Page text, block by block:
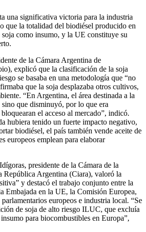
una significativa victoria para la industria
que la totalidad del biodiésel producido en
como insumo, y la UE constituye su
de la Cámara Argentina de
explicó que la clasificación de la soja
se basaba en una metodología que “no
que la soja desplazaba otros cultivos,
“En Argentina, el área destinada a la
que disminuyó, por lo que era
el acceso al mercado”, indicó.
hubiera tenido un fuerte impacto negativo,
biodiésel, el país también vende aceite de
europeos emplean para elaborar
presidente de la Cámara de la
República Argentina (Ciara), valoró la
y destacó el trabajo conjunto entre la
Embajada en la UE, la Comisión Europea,
europeos e industria local. “Se
de soja de alto riesgo ILUC, que excluía
para biocombustibles en Europa”,